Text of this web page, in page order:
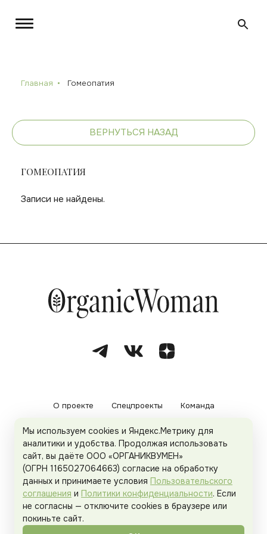
Главная Гомеопатия
ВЕРНУТЬСЯ НАЗАД
ГОМЕОПАТИЯ
Записи не найдены.
О проекте Спецпроекты Команда
Рекламодателям Политика конфиденциальности
Пользовательское соглашение
Organicwoman.ru . Все права защищены.
Мы используем cookies и Яндекс.Метрику для
аналитики и удобства. Продолжая использовать
сайт, вы даёте ООО «ОРГАНИКВУМЕН»
(ОГРН 1165027064663) согласие на обработку
данных и принимаете условия Пользовательского
соглашения и Политики конфиденциальности. Если
не согласны — отключите cookies в браузере или
покиньте сайт.